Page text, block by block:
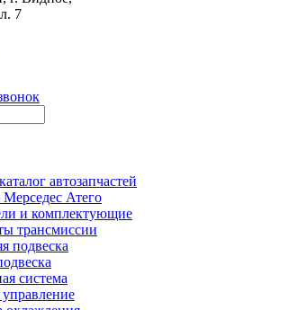
7
автозапчастей
Атего
и комплектующие
трансмиссии
подвеска
сиcтема
управление